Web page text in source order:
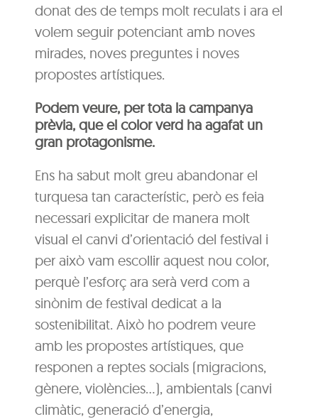
donat des de temps molt reculats i ara el
volem seguir potenciant amb noves
mirades, noves preguntes i noves
propostes artístiques.
Podem veure, per tota la campanya
prèvia, que el color verd ha agafat un
gran protagonisme.
Ens ha sabut molt greu abandonar el
turquesa tan característic, però es feia
necessari explicitar de manera molt
visual el canvi d’orientació del festival i
per això vam escollir aquest nou color,
perquè l’esforç ara serà verd com a
sinònim de festival dedicat a la
sostenibilitat. Això ho podrem veure
amb les propostes artístiques, que
responen a reptes socials (migracions,
gènere, violències…), ambientals (canvi
climàtic, generació d’energia,